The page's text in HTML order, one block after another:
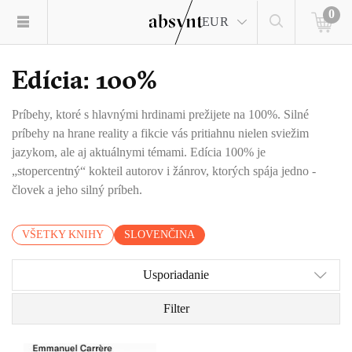
EUR
0
Edícia: 100%
Príbehy, ktoré s hlavnými hrdinami prežijete na 100%. Silné
príbehy na hrane reality a fikcie vás pritiahnu nielen sviežim
jazykom, ale aj aktuálnymi témami. Edícia 100% je
„stopercentný“ kokteil autorov i žánrov, ktorých spája jedno -
človek a jeho silný príbeh.
VŠETKY KNIHY SLOVENČINA
Usporiadanie
Filter